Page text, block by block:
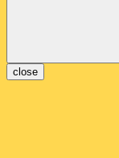
close